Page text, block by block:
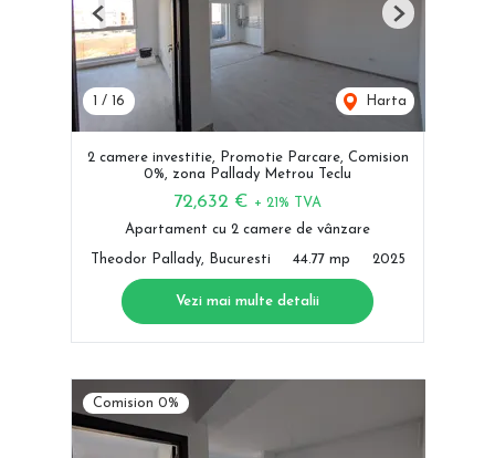
/ 16 Harta
Previous Next
2 camere investitie, Promotie Parcare, Comision
0%, zona Pallady Metrou Teclu
72,632 € + 21% TVA
Apartament cu 2 camere de vânzare
Theodor Pallady, Bucuresti 44.77 mp 2025
Vezi mai multe detalii
Comision 0%